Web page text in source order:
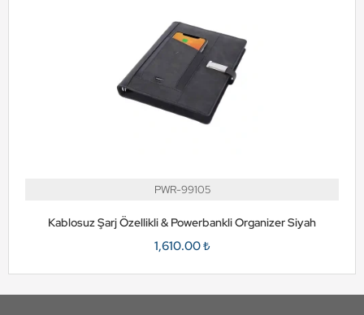
PWR-99105
Kablosuz Şarj Özellikli & Powerbankli Organizer Siyah
1,610.00 ₺